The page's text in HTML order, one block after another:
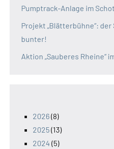
Pumptrack-Anlage im
Projekt „Blätterbühne“:
bunter!
Aktion „Sauberes Rheine“
2026(8)
2025(13)
2024 (5)